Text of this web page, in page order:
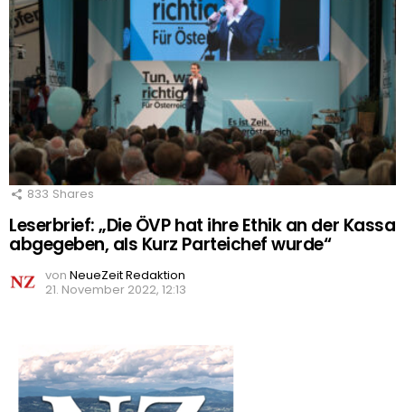
833 Shares
Leserbrief: „Die ÖVP hat ihre Ethik an der Kassa
abgegeben, als Kurz Parteichef wurde“
von NeueZeit Redaktion
21. November 2022, 12:13